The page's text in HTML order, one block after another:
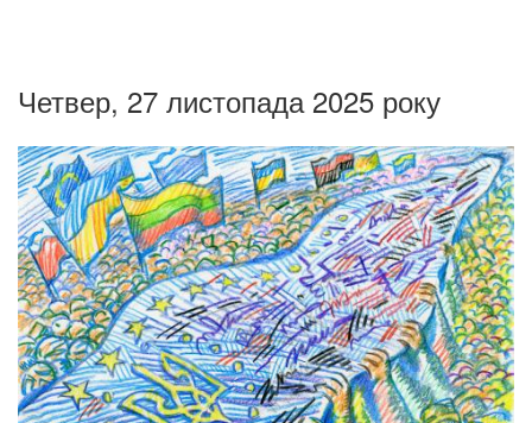
Четвер, 27 листопада 2025 року